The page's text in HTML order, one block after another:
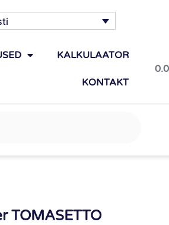
KALKULAATOR
KONTAKT
TOMASETTO